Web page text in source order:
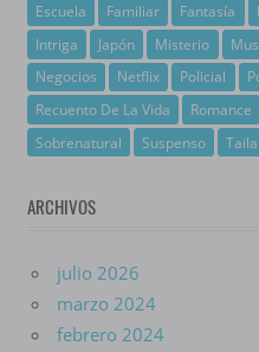
Escuela
Familiar Fantasía
Intriga
Japón Misterio
Negocios
Netflix Policial
Recuento De La Vida
Romance
Sobrenatural
Suspenso
ARCHIVOS
julio 2026
marzo 2024
febrero 2024